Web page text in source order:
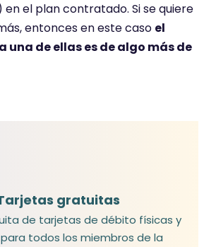
el plan contratado. Si se quiere
entonces en este caso el
una de ellas es de algo más de
gratuitas
de tarjetas de débito físicas y
todos los miembros de la